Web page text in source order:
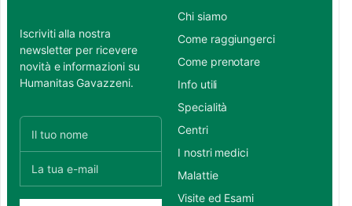
Iscriviti alla nostra
newsletter per ricevere
novità e informazioni su
Humanitas Gavazzeni.
Chi siamo
Come raggiungerci
Come prenotare
Info utili
Specialità
Centri
I nostri medici
Malattie
Visite ed Esami